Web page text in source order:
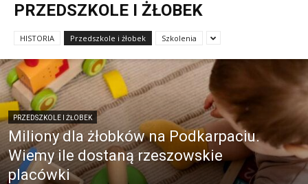
PRZEDSZKOLE I ŻŁOBEK
HISTORIA Przedszkole i żłobek Szkolenia
PRZEDSZKOLE I ŻŁOBEK
Miliony dla żłobków na Podkarpaciu.
Wiemy ile dostaną rzeszowskie
placówki